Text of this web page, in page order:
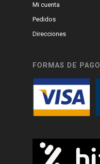
Mi cuenta
Pedidos
Direcciones
FORMAS DE PAGO